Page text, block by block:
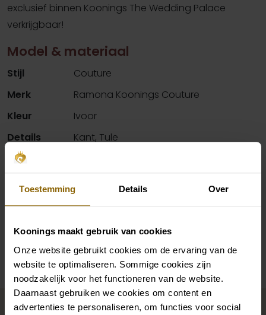
Toestemming Details Over
Koonings maakt gebruik van cookies
Onze website gebruikt cookies om de ervaring van de
website te optimaliseren. Sommige cookies zijn
noodzakelijk voor het functioneren van de website.
Daarnaast gebruiken we cookies om content en
advertenties te personaliseren, om functies voor social
exclusief binnen Koonings The Wedding Palace
verkrijgbaar!
Model & materiaal
Stijl
Couture
Merk
Ramona Koonings Couture
Kleur
Ivoor
Details
Kant, Tule
Hals
Maak jouw bridallook